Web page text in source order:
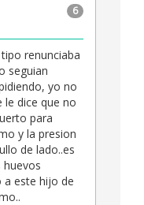
6
renunciaba
seguian
yo no
le dice que no
para
y la presion
de lado..es
a este hijo de